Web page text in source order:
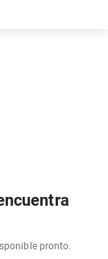
pronto.